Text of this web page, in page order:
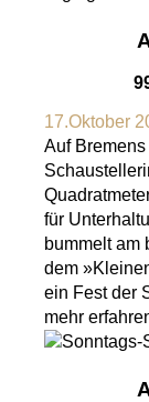
17.Oktober
Auf
für
bummelt am
dem
ein Fest der
mehr